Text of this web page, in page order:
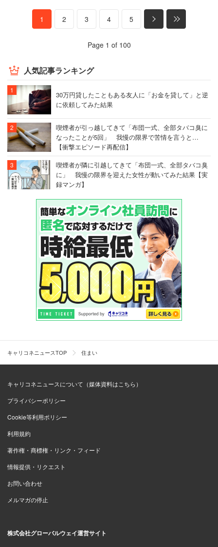
1 2 3 4 5
Page 1 of 100
人気記事ランキング
30万円貸したこともある友人に「お金を貸して」と逆
に依頼してみた結果
喫煙者が引っ越してきて「布団一式、全部タバコ臭に
なったことが5回」 我慢の限界で苦情を言うと…
【衝撃エピソード再配信】
喫煙者が隣に引越してきて「布団一式、全部タバコ臭
に」 我慢の限界を迎えた女性が動いてみた結果【実
録マンガ】
キャリコネニュースTOP 住まい
キャリコネニュースについて（媒体資料はこちら）
プライバシーポリシー
Cookie等利用ポリシー
利用規約
著作権・商標権・リンク・フィード
情報提供・リクエスト
お問い合わせ
メルマガの停止
株式会社グローバルウェイ運営サイト